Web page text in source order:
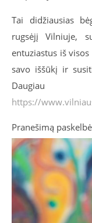
Tai didžiausias
rugsėjį Vilniuje,
entuziastus iš
savo iššūkį ir
Daugiau
https://
Pranešimą